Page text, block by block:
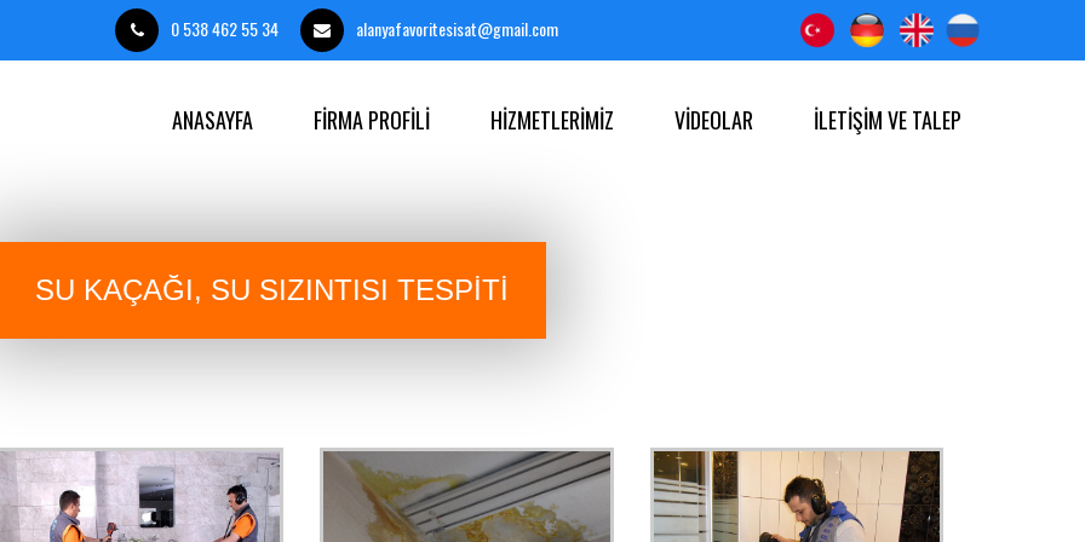
0 538 462 55 34 alanyafavoritesisat@gmail.com
ANASAYFA FİRMA PROFİLİ HİZMETLERİMİZ VİDEOLAR İLETİŞİM VE TALEP
SU KAÇAĞI, SU SIZINTISI TESPİTİ